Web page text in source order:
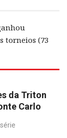
torneios (73
da Triton
Carlo